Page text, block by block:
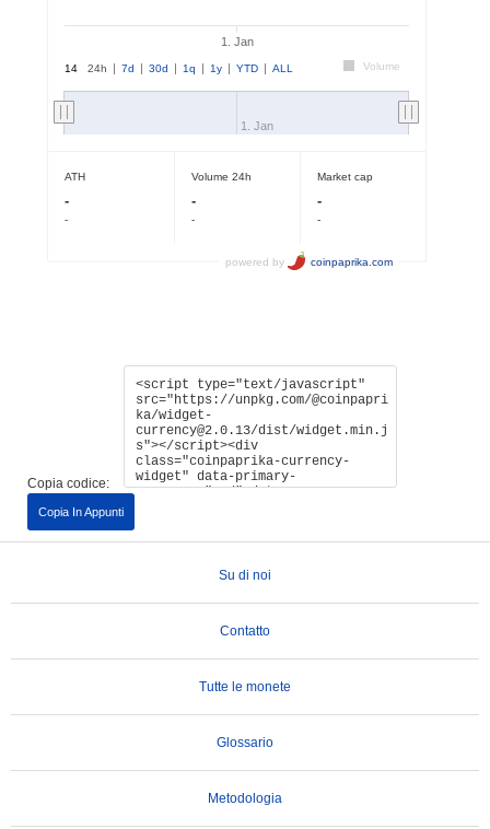
Copia codice:
Copia In Appunti
Su di noi
Contatto
Tutte le monete
Glossario
Metodologia